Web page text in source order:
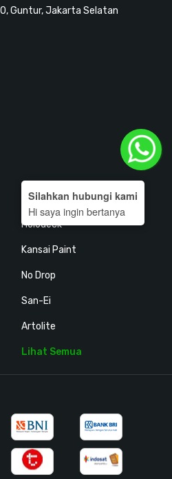
Guntur, Jakarta Selatan
Holodeck
Kansai Paint
No Drop
San-Ei
Artolite
Lihat Semua
Silahkan hubungi kami
Hi saya ingin bertanya